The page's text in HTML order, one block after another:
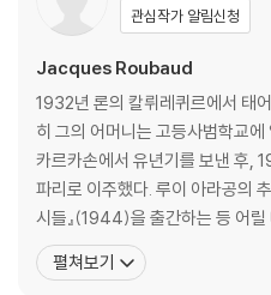
관심작가 알림신청
Jacques Roubaud
1932년 론의 칼뤼레퀴르에서 태
히 그의 어머니는 고등사범학교
카르카손에서 유년기를 보낸 후,
파리로 이주했다. 루이 아라공의
시들』(1944)을 출간하는 등 어
고등사범학교 준비반에 들어가나,
꿔 수학 연구에 매진한다. 그러나
펼쳐보기